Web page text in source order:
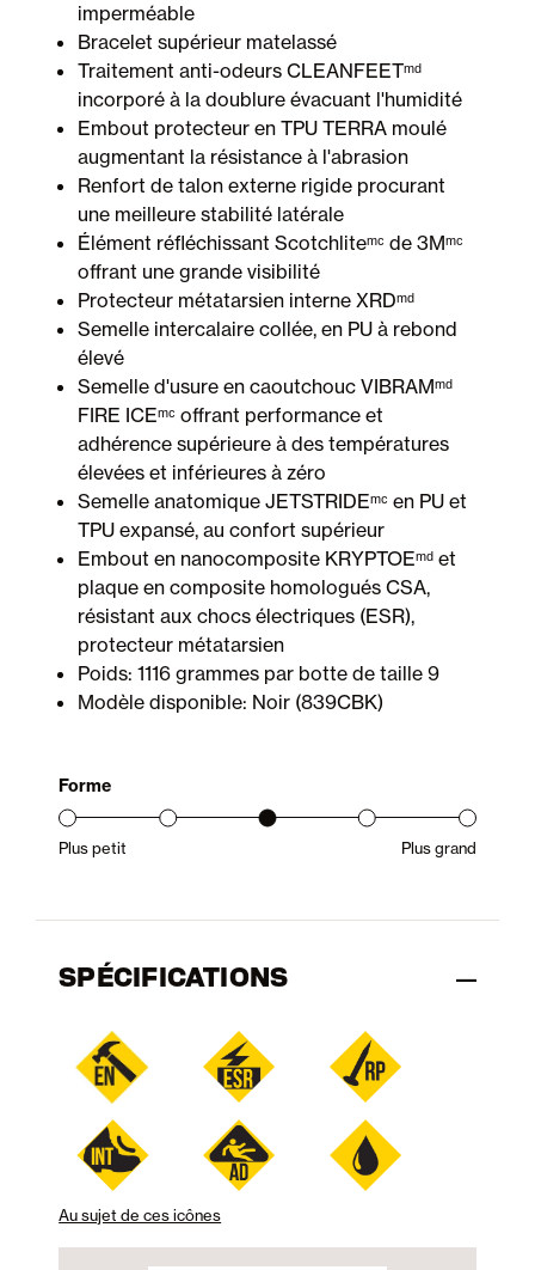
imperméable
Bracelet supérieur matelassé
Traitement anti-odeurs CLEANFEETᵐᵈ
incorporé à la doublure évacuant l'humidité
Embout protecteur en TPU TERRA moulé
augmentant la résistance à l'abrasion
Renfort de talon externe rigide procurant
une meilleure stabilité latérale
Élément réfléchissant Scotchliteᵐᶜ de 3Mᵐᶜ
offrant une grande visibilité
Protecteur métatarsien interne XRDᵐᵈ
Semelle intercalaire collée, en PU à rebond
élevé
Semelle d'usure en caoutchouc VIBRAMᵐᵈ
FIRE ICEᵐᶜ offrant performance et
adhérence supérieure à des températures
élevées et inférieures à zéro
Semelle anatomique JETSTRIDEᵐᶜ en PU et
TPU expansé, au confort supérieur
Embout en nanocomposite KRYPTOEᵐᵈ et
plaque en composite homologués CSA,
résistant aux chocs électriques (ESR),
protecteur métatarsien
Poids: 1116 grammes par botte de taille 9
Modèle disponible: Noir (839CBK)
Forme
Plus petit Plus grand
SPÉCIFICATIONS
Au sujet de ces icônes